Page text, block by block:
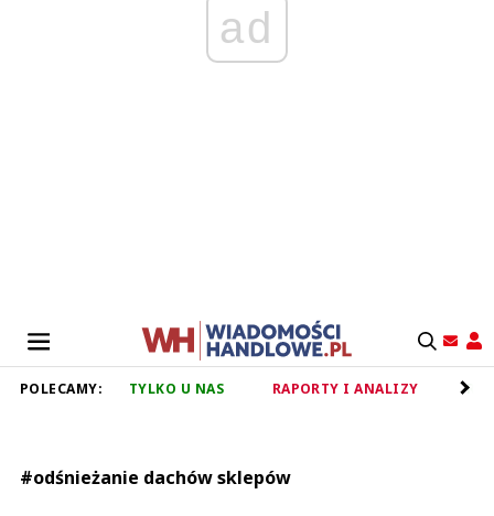
ad
POLECAMY: TYLKO U NAS RAPORTY I ANALIZY
#odśnieżanie dachów sklepów